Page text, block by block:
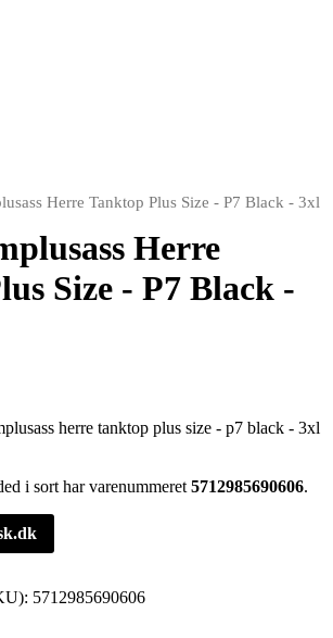
Herre Tanktop Plus Size - P7 Black - 3xl
Herre
Size - P7 Black -
herre tanktop plus size - p7 black - 3xl
i sort har varenummeret 5712985690606.
5712985690606